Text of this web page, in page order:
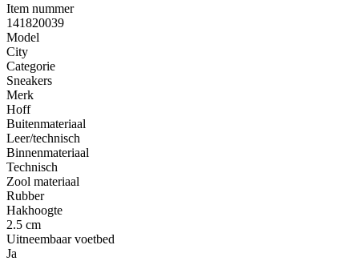
Item nummer
141820039
Model
City
Categorie
Sneakers
Merk
Hoff
Buitenmateriaal
Leer/technisch
Binnenmateriaal
Technisch
Zool materiaal
Rubber
Hakhoogte
2.5 cm
Uitneembaar voetbed
Ja